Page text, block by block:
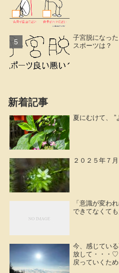
子宮脱になっ
スポーツは？
新着記事
夏にむけて、 ”
２０２５年７
「意識が変わ
できてなくても
今、感じてい
放して・・・♡
戻っていくた